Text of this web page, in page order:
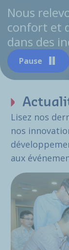
Pause
Nous
confort et
dans des
Lisez nos
nos
aux